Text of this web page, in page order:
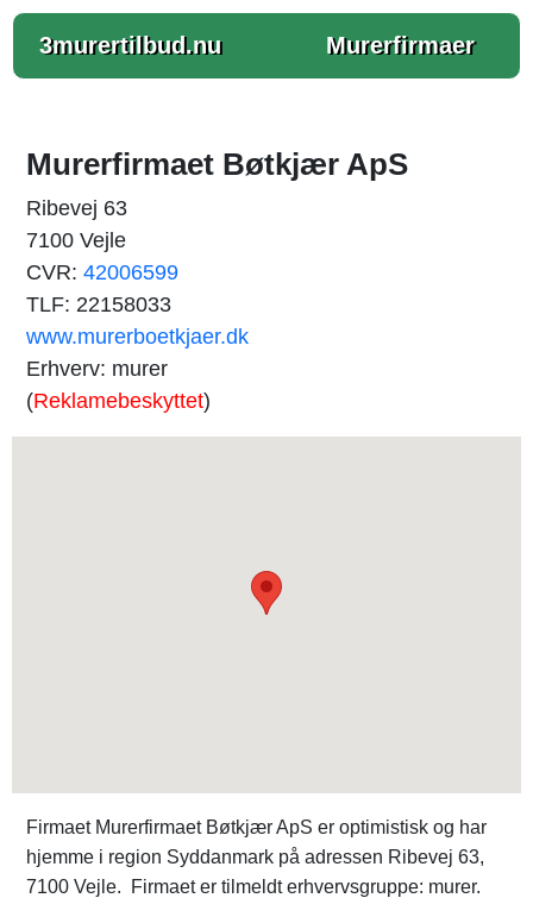
3murertilbud.nu Murerfirmaer
Murerfirmaet Bøtkjær ApS
Ribevej 63
7100 Vejle
CVR: 42006599
TLF: 22158033
www.murerboetkjaer.dk
Erhverv: murer
(Reklamebeskyttet)
Firmaet Murerfirmaet Bøtkjær ApS er optimistisk og har
hjemme i region Syddanmark på adressen Ribevej 63,
7100 Vejle. Firmaet er tilmeldt erhvervsgruppe: murer.